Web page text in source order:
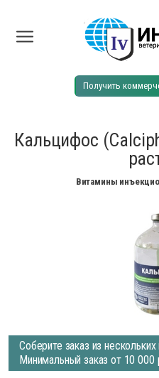
Получить
Кальцифос
Витамины
Соберите заказ из нескольких
Минимальный заказ от 10 000